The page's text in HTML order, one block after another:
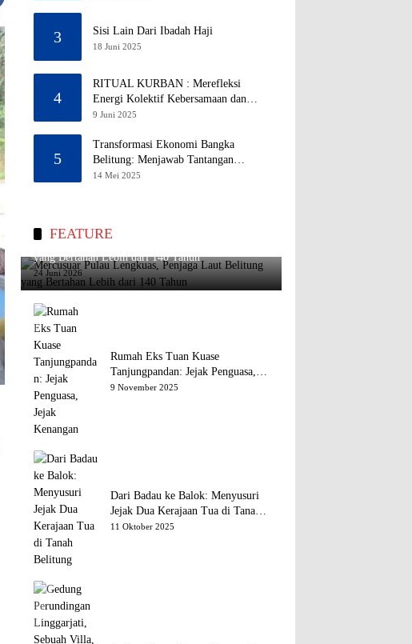
3 Sisi Lain Dari Ibadah Haji
18 Juni 2025
4
RITUAL KURBAN : Merefleksi
Energi Kolektif Kebersamaan dan
Mengeliminasi Sifat Kebinatangan
9 Juni 2025
5
Transformasi Ekonomi Bangka
Belitung: Menjawab Tantangan
Melalui Pengelolaan Sumber Daya
14 Mei 2025
FEATURE
Mercusuar Pulau Lengkuas, Penjaga Laut Belitung
yang Bertahan Lebih dari 140 Tahun
24 Juni 2026
Rumah Eks Tuan Kuase
Tanjungpandan: Jejak Penguasa,
Jejak Kenangan
9 November 2025
Dari Badau ke Balok: Menyusuri
Jejak Dua Kerajaan Tua di Tanah
Belitung
11 Oktober 2025